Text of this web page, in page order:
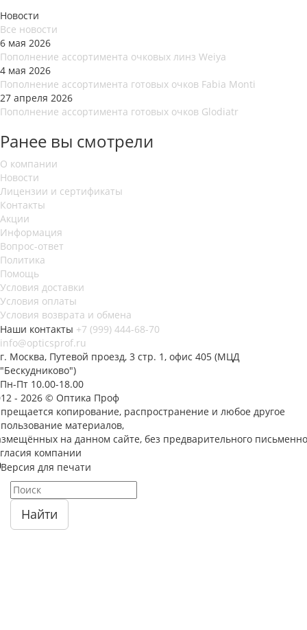
Новости
Все новости
6 мая 2026
Пополнение ассортимента очковых линз Weiya
4 мая 2026
Пополнение ассортимента готовых очков Fabia Monti
27 апреля 2026
Пополнение ассортимента готовых очков Glodiatr
Ранее вы смотрели
О компании
Новости
Лицензии и сертификаты
Контакты
Акции
Информация
Вопрос-ответ
Политика
Помощь
Условия доставки
Условия оплаты
Условия возврата и обмена
Наши контакты +7 (999) 444-68-70
info@opticsprof.ru
г. Москва, Путевой проезд, 3 стр. 1, офис 405 (МЦД
"Бескудниково")
Пн-Пт 10.00-18.00
- 2026 © Оптика Проф
копирование, распространение и любое другое
материалов,
на данном сайте, без предварительного
компании
Версия для печати
Найти